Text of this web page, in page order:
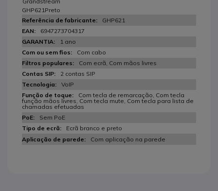
GHP621Preto
GHP621
6947273704317
1 ano
Com cabo
Com ecrã, Com mãos livres
2 contas SIP
VoIP
Com tecla de remarcação, Com tecla
função mãos livres, Com tecla mute, Com tecla para lista de
chamadas efetuadas
Sem PoE
Ecrã branco e preto
Com aplicação na parede